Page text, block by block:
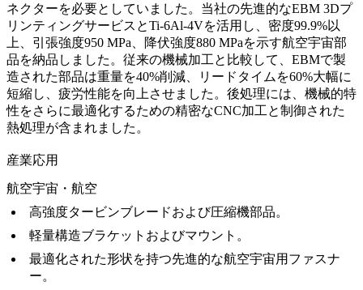
ネクターを必要としていました。当社の先進的なEBM 3Dプ
リンティングサービス とTi-6Al-4Vを活用し、密度99.9%以
上、引張強度950 MPa、降伏強度880 MPaを示す航空宇宙部
品を納品しました。従来の機械加工と比較して、EBMで製
造された部品は重量を40%削減、リードタイムを60%大幅に
短縮し、疲労性能を向上させました。後処理には、機械的特
性をさらに最適化するための精密なCNC加工と制御された
熱処理が含まれました。
産業応用
航空宇宙・航空
高強度タービンブレードおよび圧縮機部品。
軽量構造ブラケットおよびマウント。
最適化された形状を持つ先進的な航空宇宙用ファスナ
ー。